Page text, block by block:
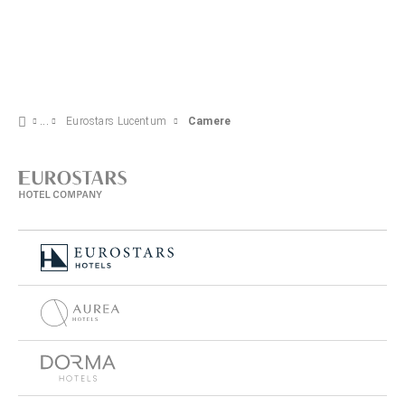
Eurostars Lucentum Camere